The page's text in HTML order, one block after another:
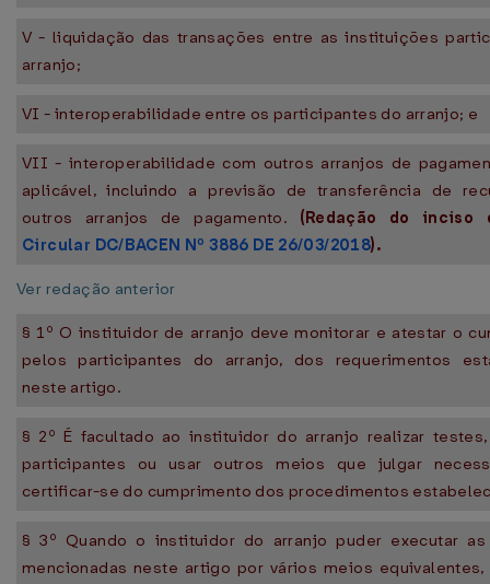
V - liquidação das transações entre as instituições
arranjo;
VI - interoperabilidade entre os participantes do arranjo; e
VII - interoperabilidade com outros arranjos de
aplicável, incluindo a previsão de transferência de
outros arranjos de pagamento. (Redação do inciso
Circular DC/BACEN Nº 3886 DE 26/03/2018).
Ver redação anterior
§ 1º O instituidor de arranjo deve monitorar e atestar o
pelos participantes do arranjo, dos requerimentos
neste artigo.
§ 2º É facultado ao instituidor do arranjo realizar
participantes ou usar outros meios que julgar
certificar-se do cumprimento dos procedimentos
§ 3º Quando o instituidor do arranjo puder executar
mencionadas neste artigo por vários meios